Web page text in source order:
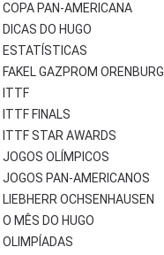
COPA PAN-AMERICANA
DICAS DO HUGO
ESTATÍSTICAS
FAKEL GAZPROM ORENBURG
ITTF
ITTF FINALS
ITTF STAR AWARDS
JOGOS OLÍMPICOS
JOGOS PAN-AMERICANOS
LIEBHERR OCHSENHAUSEN
O MÊS DO HUGO
OLIMPÍADAS